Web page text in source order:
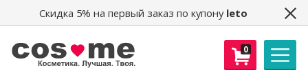
Скидка 5% на первый заказ по купону leto
0